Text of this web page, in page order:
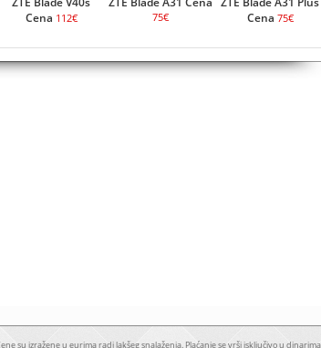
Cena 112€ 75€
Cena 75€
su izražene u eurima radi lakšeg snalaženja. Plaćanje se vrši isključivo u